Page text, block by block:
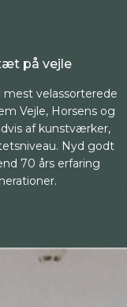
på vejle
velassorterede
Vejle, Horsens og
af kunstværker,
Nyd godt
70 års erfaring